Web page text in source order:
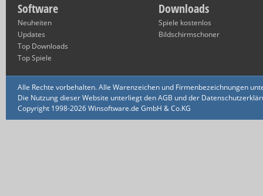
Software
Neuheiten
Updates
Top Downloads
Top Spiele
Downloads
Spiele kostenlos
Bildschirmschoner
Alle Rechte vorbehalten. Alle Warenzeichen und Firmenbezeichnungen
Die Nutzung dieser Website unterliegt den AGB und der
Copyright 1998-2026 Winsoftware.de GmbH & Co.KG